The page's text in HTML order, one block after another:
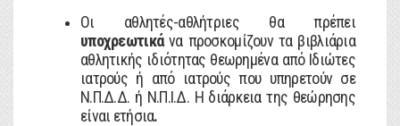
Οι αθλητές-αθλήτριες θα πρέπει
υποχρεωτικάνα προσκομίζουν τα βιβλιάρια
αθλητικής ιδιότητας θεωρημένα από Ιδιώτες
ιατρούς ή από ιατρούς που υπηρετούν σε
Ν.Π.Δ.Δ. ή Ν.Π.Ι.Δ. Η διάρκεια της θεώρησης
είναι ετήσια.